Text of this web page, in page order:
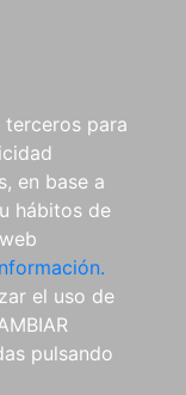
para
en base a
hábitos de
el uso de
pulsando